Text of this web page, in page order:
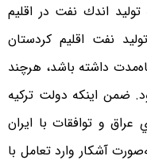
اندك نفت در اقليم
نفت اقليم كردستان
داشته باشد، هرچند
اينكه دولت تركيه
و توافقات با ايران
آشكار وارد تعامل با